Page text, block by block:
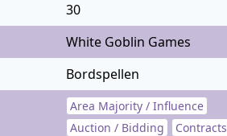
30
White Goblin Games
Bordspellen
Area Majority / Influence
Auction / Bidding
Contracts